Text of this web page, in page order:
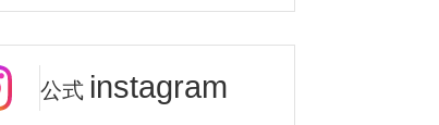
公式 instagram